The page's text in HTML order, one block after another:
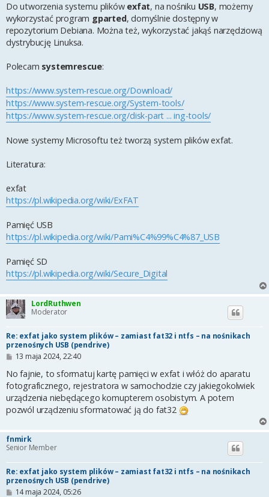
Do utworzenia systemu plików exfat, na nośniku USB, możemy
wykorzystać program gparted, domyślnie dostępny w
repozytorium Debiana. Można też, wykorzystać jakąś narzędziową
dystrybucję Linuksa.
Polecam systemrescue:
https://www.system-rescue.org/Download/
https://www.system-rescue.org/System-tools/
https://www.system-rescue.org/disk-part ... ing-tools/
Nowe systemy Microsoftu też tworzą system plików exfat.
Literatura:
exfat
https://pl.wikipedia.org/wiki/ExFAT
Pamięć USB
https://pl.wikipedia.org/wiki/Pami%C4%99%C4%87_USB
Pamięć SD
https://pl.wikipedia.org/wiki/Secure_Digital
LordRuthwen
Moderator
Re: exfat jako system plików – zamiast fat32 i ntfs – na nośnikach
przenośnych USB (pendrive)
P
s
13 maja 2024, 22:40
No fajnie, to sformatuj kartę pamięci w exfat i włóż do aparatu
fotograficznego, rejestratora w samochodzie czy jakiegokolwiek
urządzenia niebędącego komupterem osobistym. A potem
pozwól urządzeniu sformatować ją do fat32
fnmirk
Senior Member
Re: exfat jako system plików – zamiast fat32 i ntfs – na nośnikach
przenośnych USB (pendrive)
P14 maja 2024, 05:26